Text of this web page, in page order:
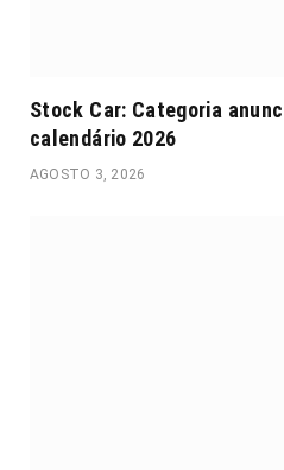
Stock Car: Categoria
calendário 2026
AGOSTO 3, 2026